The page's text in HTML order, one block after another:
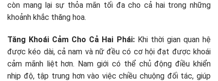
còn mang lại sự thỏa mãn tối đa cho cả hai trong những
khoảnh khắc thăng hoa.
Tăng Khoái Cảm Cho Cả Hai Phái:Khi thời gian quan hệ
được kéo dài, cả nam và nữ đều có cơ hội đạt được khoái
cảm mãnh liệt hơn. Nam giới có thể chủ động điều khiển
nhịp độ, tập trung hơn vào việc chiều chuộng đối tác, giúp